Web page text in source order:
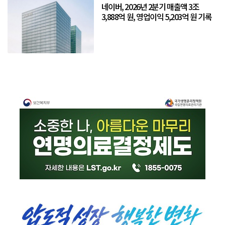
네이버, 2026년 2분기 매출액 3조
3,888억 원, 영업이익 5,203억 원 기록